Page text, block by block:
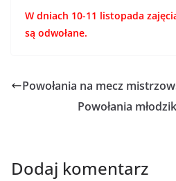
W dniach 10-11 listopada
są odwołane.
Powołania na mecz
Powołania
Dodaj komentarz